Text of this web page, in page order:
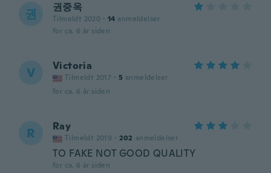
권 권중옥
Tilmeldt 2020 · 14 anmeldelser
for ca. 6 år siden
V Victoria
Tilmeldt 2017 · 5 anmeldelser
for ca. 6 år siden
R Ray
Tilmeldt 2019 · 202 anmeldelser
TO FAKE NOT GOOD QUALITY
for ca. 6 år siden